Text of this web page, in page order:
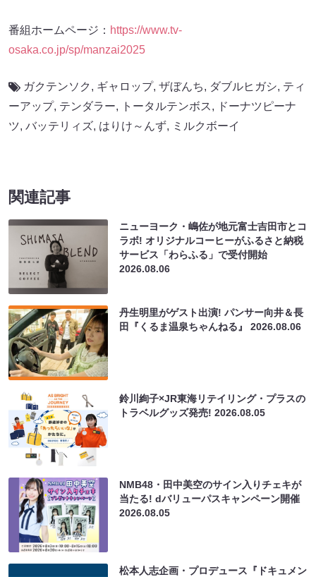
番組ホームページ： https://www.tv-
osaka.co.jp/sp/manzai2025
ガクテンソク , ギャロップ, ザぼんち, ダブルヒガシ, ティ
ーアップ, テンダラー, トータルテンボス, ドーナツピーナ
ツ, バッテリィズ, はりけ～んず, ミルクボーイ
関連記事
ニューヨーク・嶋佐が地元富士吉田市とコ
ラボ! オリジナルコーヒーがふるさと納税
サービス「わらふる」で受付開始
2026.08.06
丹生明里がゲスト出演! パンサー向井＆長
田『くるま温泉ちゃんねる』2026.08.06
鈴川絢子×JR東海リテイリング・プラスの
トラベルグッズ発売!2026.08.05
NMB48・田中美空のサイン入りチェキが
当たる! dバリューパスキャンペーン開催
2026.08.05
松本人志企画・プロデュース『ドキュメン